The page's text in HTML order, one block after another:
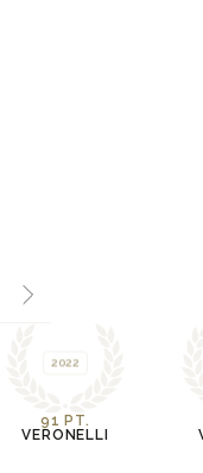
2022
91 PT.
VERONELLI